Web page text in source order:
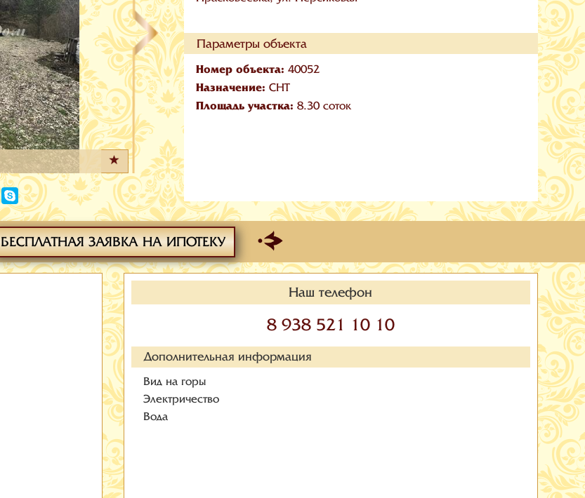
Параметры объекта
Номер объекта: 40052
Назначение: СНТ
Площадь участка: 8.30 соток
БЕСПЛАТНАЯ ЗАЯВКА НА ИПОТЕКУ
Наш телефон
8 938 521 10 10
Дополнительная информация
Вид на горы
Электричество
Вода